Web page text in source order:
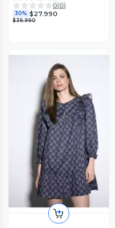
0(0)
30% $27.990
$39.990